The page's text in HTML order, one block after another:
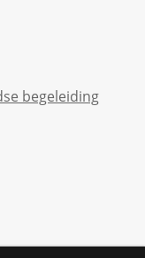
begeleiding